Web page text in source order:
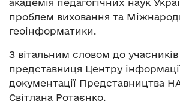
академія педагогічних наук
проблем виховання та
геоінформатики.
З вітальним словом до
представниця Центру
документації Представництва
Світлана Ротаєнко.